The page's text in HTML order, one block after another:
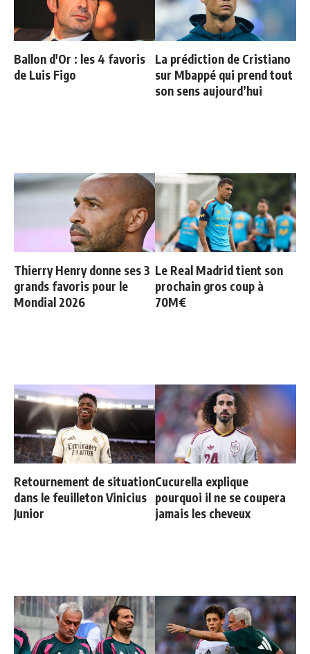
Ballon d'Or : les 4 favoris
de Luis Figo
La prédiction de Cristiano
sur Mbappé qui prend tout
son sens aujourd’hui
Thierry Henry donne ses 3
grands favoris pour le
Mondial 2026
Le Real Madrid tient son
prochain gros coup à
70M€
Retournement de situation
dans le feuilleton Vinicius
Junior
Cucurella explique
pourquoi il ne se coupera
jamais les cheveux